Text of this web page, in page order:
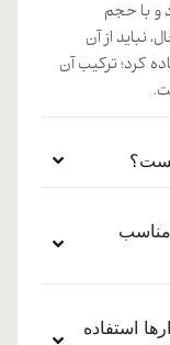
و با حجم
نباید از آن
کرد؛ ترکیب آن
مناسب
استفاده